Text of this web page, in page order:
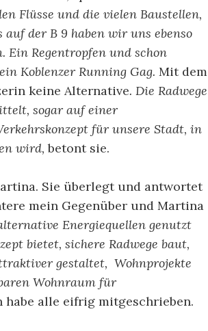
Flüsse und die vielen Baustellen,
der B 9 haben wir uns ebenso
Ein Regentropfen und schon
Koblenzer Running Gag. Mit dem
keine Alternative. Die Radwege
sogar auf einer
für unsere Stadt, in
wird,betont sie.
Sie überlegt und antwortet
mein Gegenüber und Martina
Energiequellen genutzt
bietet, sichere Radwege baut,
gestaltet, Wohnprojekte
Wohnraum für
habe alle eifrig mitgeschrieben.